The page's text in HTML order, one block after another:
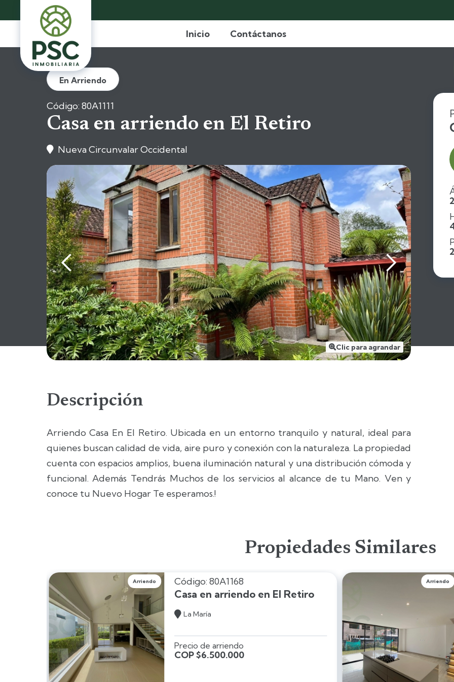
Inicio Contáctanos
En Arriendo
Código: 80A1111
Casa en arriendo en El Retiro
 Nueva Circunvalar Occidental
Clic para agrandar
Descripción
Arriendo Casa En El Retiro. Ubicada en un entorno tranquilo y natural, ideal para
quienes buscan calidad de vida, aire puro y conexión con la naturaleza. La propiedad
cuenta con espacios amplios, buena iluminación natural y una distribución cómoda y
funcional. Además Tendrás Muchos de los servicios al alcance de tu Mano. Ven y
conoce tu Nuevo Hogar Te esperamos.!
2
Propiedades Similares
Arriendo Código: 80A1168
Casa en arriendo en El Retiro
 La María
Precio de arriendo
COP $6.500.000
Arriendo